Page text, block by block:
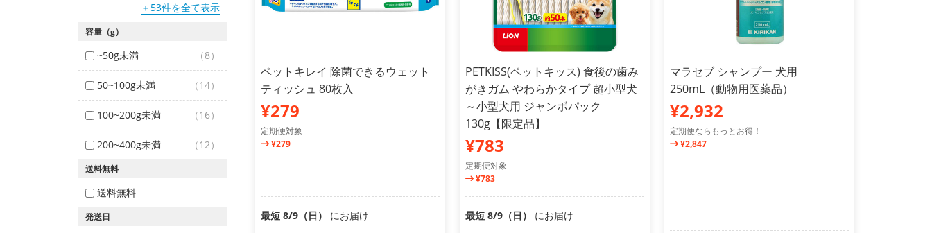
＋53件を全て表示
容量（g）
~50g未満 （8）
50~100g未満 （14）
100~200g未満 （16）
200~400g未満 （12）
送料無料
送料無料
発送日
ペットキレイ 除菌できるウェット
ティッシュ 80枚入
¥279
定期便対象
¥279
最短 8/9（日） にお届け
PETKISS(ペットキッス) 食後の歯み
がきガム やわらかタイプ 超小型犬
～小型犬用 ジャンボパック
130g【限定品】
¥783
定期便対象
¥783
最短 8/9（日） にお届け
マラセブ シャンプー 犬用
250mL（動物用医薬品）
¥2,932
定期便ならもっとお得！
¥2,847